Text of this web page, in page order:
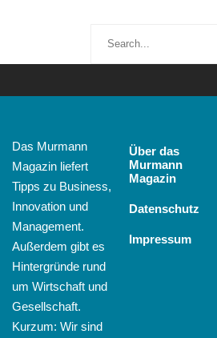
Das Murmann
Magazin liefert
Tipps zu Business,
Innovation und
Management.
Außerdem gibt es
Hintergründe rund
um Wirtschaft und
Gesellschaft.
Kurzum: Wir sind
Über das
Murmann
Magazin
Datenschutz
Impressum